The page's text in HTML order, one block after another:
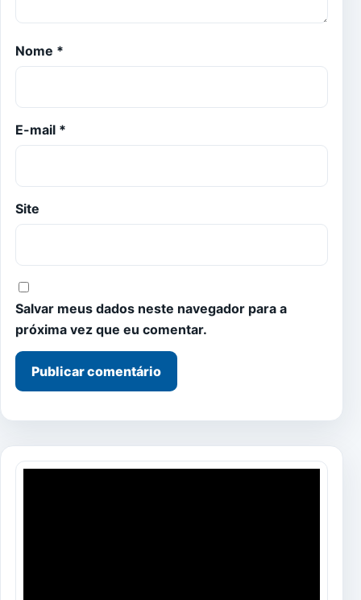
Nome *
E-mail *
Site
Salvar meus dados neste navegador para a
próxima vez que eu comentar.